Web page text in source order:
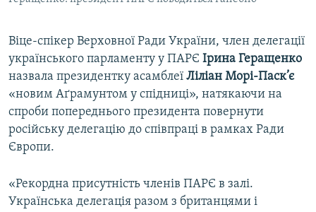
Усі сайти RFE/RL
Віце-спікер Верховної Ради України, член делегації
українського парламенту у ПАРЄ Ірина Геращенко
назвала президентку асамблеї Ліліан Морі-Паск’є
«новим Аґрамунтом у спідниці», натякаючи на
спроби попереднього президента повернути
російську делегацію до співпраці в рамках Ради
Європи.
«Рекордна присутність членів ПАРЄ в залі.
Українська делегація разом з британцями і